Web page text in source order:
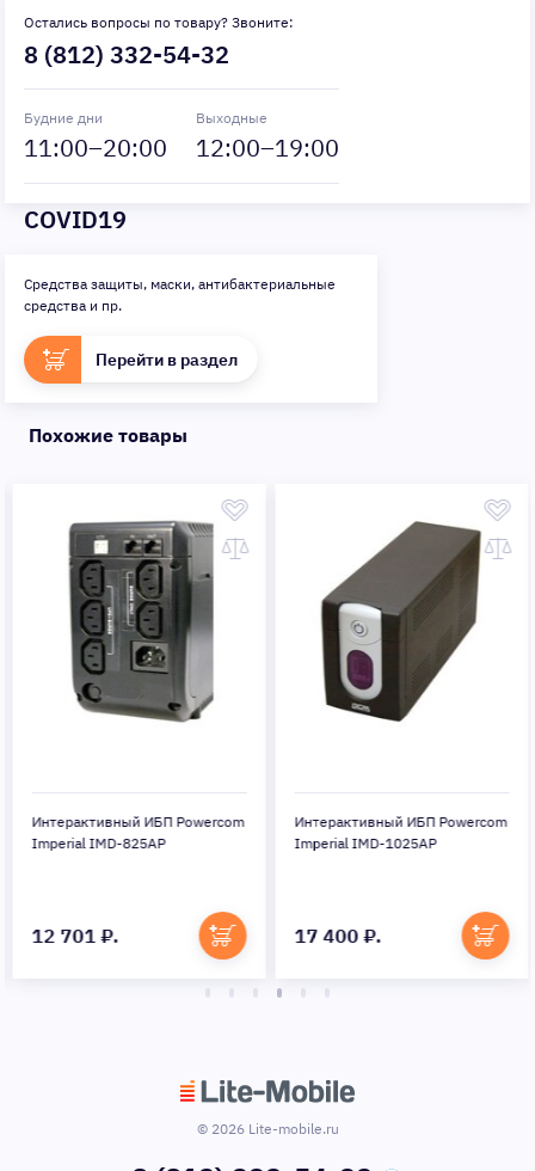
Остались вопросы по товару? Звоните:
8 (812) 332-54-32
Будние дни
11:00–20:00
Выходные
12:00–19:00
COVID19
Средства защиты, маски, антибактериальные
средства и пр.
Перейти в раздел
Похожие товары
Интерактивный ИБП Powercom
Imperial IMD-825AP
12 701 ₽.
Интерактивный ИБП Powercom
Imperial IMD-1025AP
17 400 ₽.
© 2026 Lite-mobile.ru